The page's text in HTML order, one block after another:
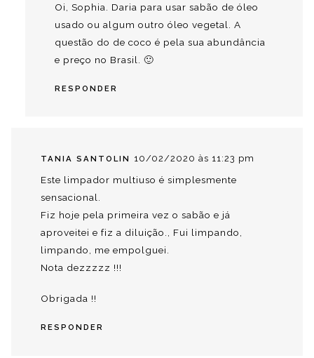
Oi, Sophia. Daria para usar sabão de óleo
usado ou algum outro óleo vegetal. A
questão do de coco é pela sua abundância
e preço no Brasil. 🙂
RESPONDER
TANIA SANTOLIN 10/02/2020 às 11:23 pm
Este limpador multiuso é simplesmente
sensacional.
Fiz hoje pela primeira vez o sabão e já
aproveitei e fiz a diluição., Fui limpando,
limpando, me empolguei.
Nota dezzzzz !!!
Obrigada !!
RESPONDER